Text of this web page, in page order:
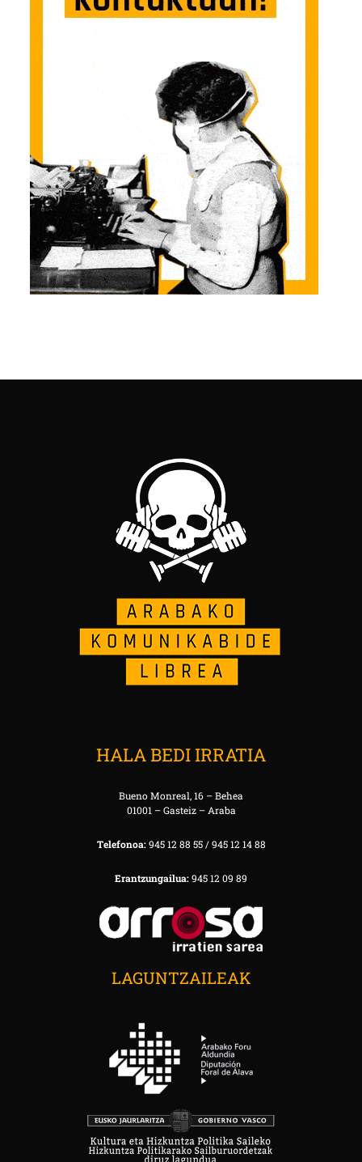
HALA BEDI IRRATIA
Bueno Monreal, 16 – Behea
01001 – Gasteiz – Araba
Telefonoa:945 12 88 55 / 945 12 14 88
Erantzungailua:945 12 09 89
LAGUNTZAILEAK